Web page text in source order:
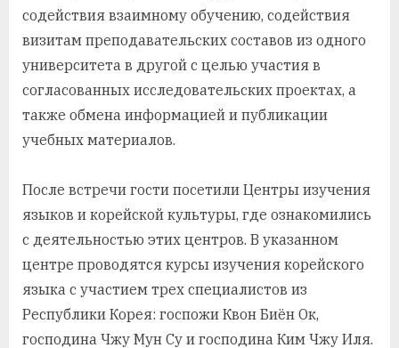
содействия взаимному обучению, содействия
визитам преподавательских составов из одного
университета в другой с целью участия в
согласованных исследовательских проектах, а
также обмена информацией и публикации
учебных материалов.
После встречи гости посетили Центры изучения
языков и корейской культуры, где ознакомились
с деятельностью этих центров. В указанном
центре проводятся курсы изучения корейского
языка с участием трех специалистов из
Республики Корея: госпожи Квон Биён Ок,
господина Чжу Мун Су и господина Ким Чжу Иля.